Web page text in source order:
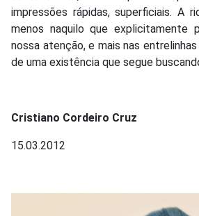
impressões rápidas, superficiais. A
menos naquilo que explicitamente
nossa atenção, e mais nas
de uma existência que segue
Cristiano Cordeiro Cruz
15.03.2012